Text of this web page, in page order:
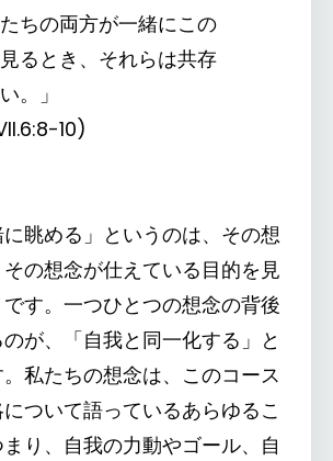
ちの両方が一緒にこの
るとき、それらは共存
。」
10)
に眺める」というのは、その想
の想念が仕えている目的を見
す。一つひとつの想念の背後
が、「自我と同一化する」と
私たちの想念は、このコース
ついて語っているあらゆるこ
り、自我の力動やゴール、自